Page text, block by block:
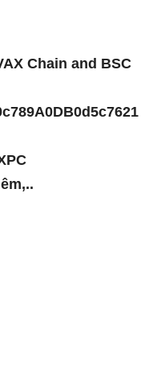
Chain and BSC